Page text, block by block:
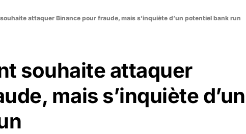
attaquer Binance pour fraude, mais s’inquiète d’un potentiel bank run
souhaite attaquer
mais s’inquiète d’un